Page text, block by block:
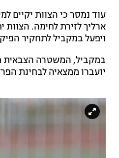
עוד נמסר כי הצוות יקיים
ארליך לזירת לחימה. הצוות
ויפעל במקביל לתחקיר
במקביל, המשטרה הצבאית
יועברו ממצאיה לבחינת